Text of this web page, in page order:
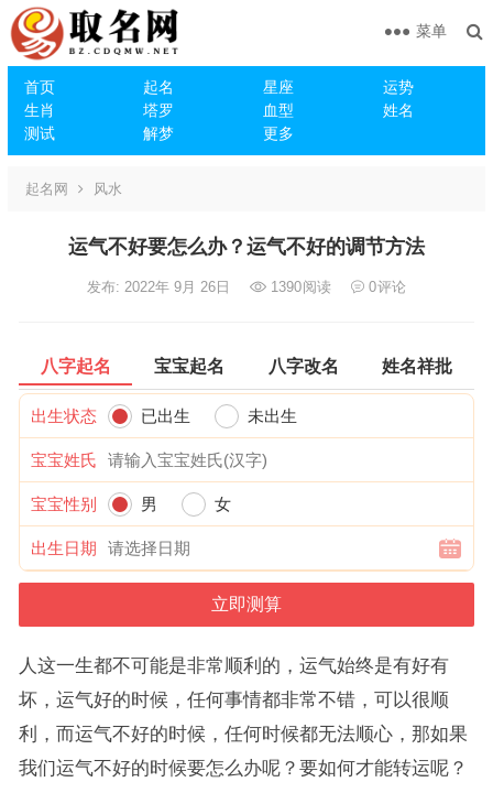
首页 起名 星座
运势
生肖
塔罗 血型
姓名
测试
解梦 更多
菜单
起名网 风水
运气不好要怎么办？运气不好的调节方法
发布: 2022年 9月 26日 1390阅读 0评论
八字起名 宝宝起名 八字改名 姓名祥批
出生状态 已出生 未出生
宝宝姓氏
宝宝性别 男 女
出生日期
人这一生都不可能是非常顺利的，运气始终是有好有
坏，运气好的时候，任何事情都非常不错，可以很顺
利，而运气不好的时候，任何时候都无法顺心，那如果
我们运气不好的时候要怎么办呢？要如何才能转运呢？